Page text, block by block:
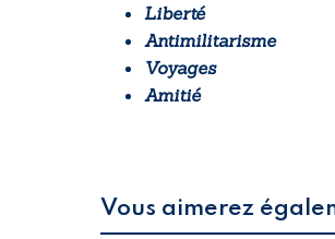
Liberté
Antimilitarisme
Voyages
Amitié
Vous aimerez